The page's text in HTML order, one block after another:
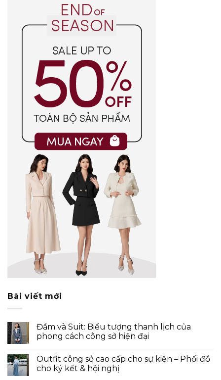
Bài viết mới
Đầm và Suit: Biểu tượng thanh lịch của
phong cách công sở hiện đại
Outfit công sở cao cấp cho sự kiện – Phối đồ
cho ký kết & hội nghị